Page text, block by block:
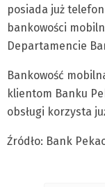
posiada już
bankowości
Departamencie
Bankowość
klientom Banku
obsługi korzysta
Źródło: Bank